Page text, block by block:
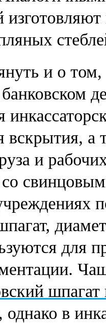
и о
вскрытия, а
и
со
для
шпагат
в